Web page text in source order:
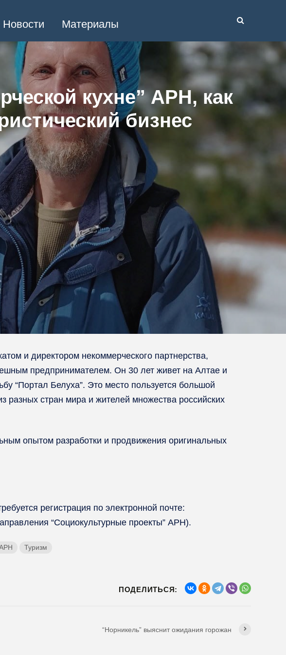
Новости Материалы
кухне” АРН, как
бизнес
и директором некоммерческого партнерства,
предпринимателем. Он 30 лет живет на Алтае и
“Портал Белуха”. Это место пользуется большой
разных стран мира и жителей множества российских
опытом разработки и продвижения оригинальных
регистрация по электронной почте:
“Социокультурные проекты” АРН).
Туризм
ПОДЕЛИТЬСЯ:
“Норникель” выяснит ожидания горожан